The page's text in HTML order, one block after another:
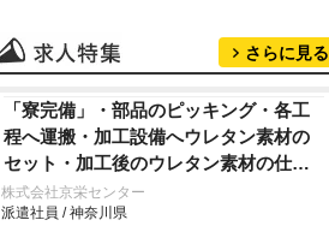
さらに見る
「寮完備」・部品のピッキング・各工
程へ運搬・加工設備へウレタン素材の
セット・加工後のウレタン素材の仕上
げ・手作業やエアドライバーを使用し
ての車用シートの組付け・製品の検査
株式会社京栄センター
派遣社員 / 神奈川県